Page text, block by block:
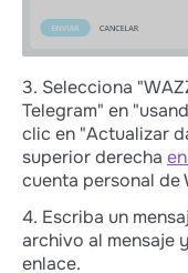
3. Selecciona
Telegram" en
clic en "Actualizar
superior derecha
cuenta personal de
4. Escriba un
archivo al mensaje
enlace.